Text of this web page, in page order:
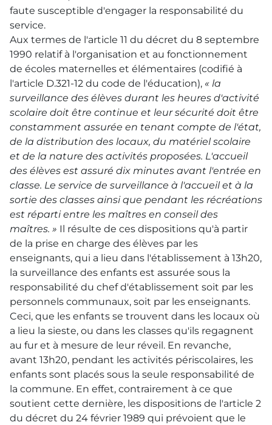
faute susceptible d'engager la responsabilité du
service.
Aux termes de l'article 11 du décret du 8 septembre
1990 relatif à l'organisation et au fonctionnement
de écoles maternelles et élémentaires (codifié à
l'article D.321-12 du code de l'éducation), « la
surveillance des élèves durant les heures d'activité
scolaire doit être continue et leur sécurité doit être
constamment assurée en tenant compte de l'état,
de la distribution des locaux, du matériel scolaire
et de la nature des activités proposées. L'accueil
des élèves est assuré dix minutes avant l'entrée en
classe. Le service de surveillance à l'accueil et à la
sortie des classes ainsi que pendant les récréations
est réparti entre les maîtres en conseil des
maîtres. » Il résulte de ces dispositions qu'à partir
de la prise en charge des élèves par les
enseignants, qui a lieu dans l'établissement à 13h20,
la surveillance des enfants est assurée sous la
responsabilité du chef d'établissement soit par les
personnels communaux, soit par les enseignants.
Ceci, que les enfants se trouvent dans les locaux où
a lieu la sieste, ou dans les classes qu'ils regagnent
au fur et à mesure de leur réveil. En revanche,
avant 13h20, pendant les activités périscolaires, les
enfants sont placés sous la seule responsabilité de
la commune. En effet, contrairement à ce que
soutient cette dernière, les dispositions de l'article 2
du décret du 24 février 1989 qui prévoient que le